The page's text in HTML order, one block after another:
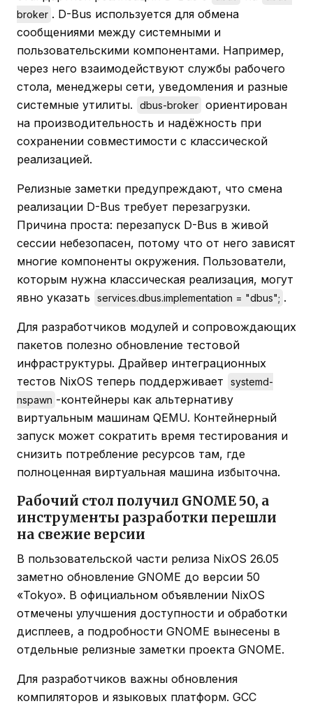
broker . D-Bus используется для обмена
сообщениями между системными и
пользовательскими компонентами. Например,
через него взаимодействуют службы рабочего
стола, менеджеры сети, уведомления и разные
системные утилиты.
dbus-broker ориентирован
на производительность и надёжность при
сохранении совместимости с классической
реализацией.
Релизные заметки предупреждают, что смена
реализации D-Bus требует перезагрузки.
Причина проста: перезапуск D-Bus в живой
сессии небезопасен, потому что от него зависят
многие компоненты окружения. Пользователи,
которым нужна классическая реализация, могут
явно указать
services.dbus.implementation = "dbus"; .
Для разработчиков модулей и сопровождающих
пакетов полезно обновление тестовой
инфраструктуры. Драйвер интеграционных
тестов NixOS теперь поддерживает
systemd-
nspawn -контейнеры как альтернативу
виртуальным машинам QEMU. Контейнерный
запуск может сократить время тестирования и
снизить потребление ресурсов там, где
полноценная виртуальная машина избыточна.
Рабочий стол получил GNOME 50, а
инструменты разработки перешли
на свежие версии
В пользовательской части релиза NixOS 26.05
заметно обновление GNOME до версии 50
«Tokyo». В официальном объявлении NixOS
отмечены улучшения доступности и обработки
дисплеев, а подробности GNOME вынесены в
отдельные релизные заметки проекта GNOME.
Для разработчиков важны обновления
компиляторов и языковых платформ. GCC